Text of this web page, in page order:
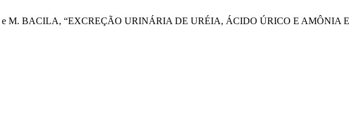
M. BACILA, “EXCREÇÃO URINÁRIA DE URÉIA, ÁCIDO ÚRICO E AMÔNIA